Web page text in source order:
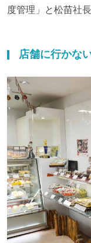
度管理」と松苗社長
店舗に行かな